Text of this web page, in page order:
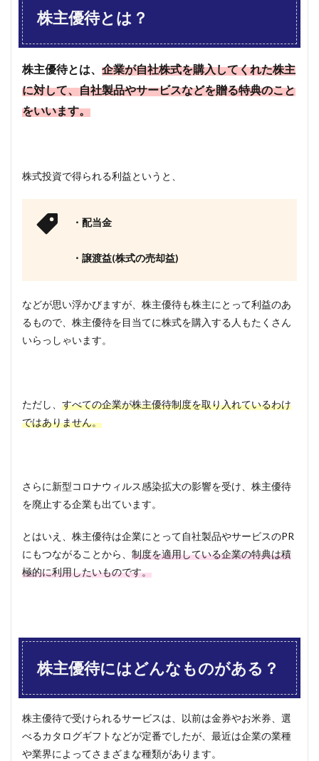
ビス
を提
供
3
株主
優待
を受
け取
でに
買え
4
イミ
ング
はい
つ？
はど
れく
株主
が良
い銘
柄の
探し
すめ
主優
待
株主
優待
の注
株主優待とは？
株主優待とは、 企業が自社株式を購入してくれた株主
に対して、自社製品やサービスなどを贈る特典のこと
をいいます。
株式投資で得られる利益というと、
・配当金
・譲渡益(株式の売却益)
などが思い浮かびますが、株主優待も株主にとって利益のあ
るもので、株主優待を目当てに株式を購入する人もたくさん
いらっしゃいます。
ただし、 すべての企業が株主優待制度を取り入れているわけ
ではありません。
さらに新型コロナウィルス感染拡大の影響を受け、株主優待
を廃止する企業も出ています。
とはいえ、株主優待は企業にとって自社製品やサービスのPR
にもつながることから、 制度を適用している企業の特典は積
極的に利用したいものです。
株主優待にはどんなものがある？
株主優待で受けられるサービスは、以前は金券やお米券、選
べるカタログギフトなどが定番でしたが、最近は企業の業種
や業界によってさまざまな種類があります。